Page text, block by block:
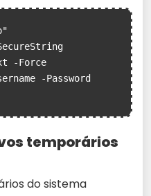
-Force
-Password
temporários
do sistema